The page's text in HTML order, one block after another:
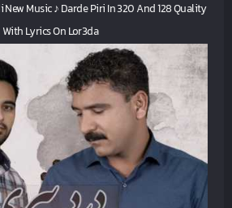
Music ♪ Darde Piri In 320 And 128 Quality
With Lyrics On Lor3da